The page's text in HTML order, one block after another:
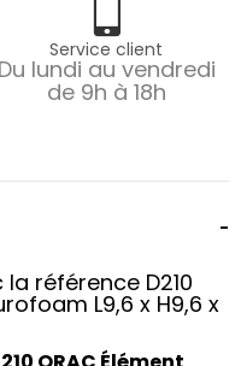
Service client
Du lundi au vendredi
de 9h à 18h
référence D210
L9,6 x H9,6 x